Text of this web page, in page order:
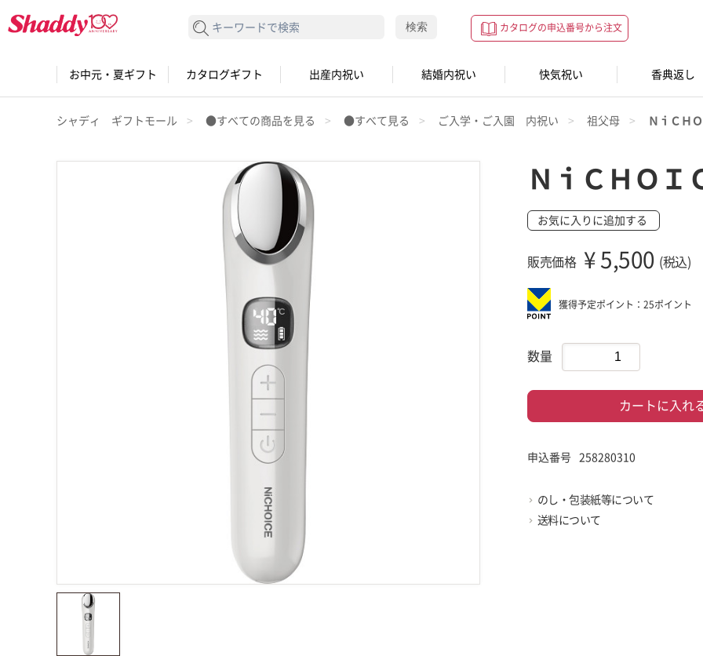
カタログの申込番号から注文
検索する 検索
お中元・夏ギフト カタログギフト 出産内祝い 結婚内祝い 快気祝い 香典返し
シャディ ギフトモール ●すべての商品を見る ●すべて見る ご入学・ご入園 内祝い 祖父母 ＮｉＣＨ
ＮｉＣＨＯ
お気に入りに追加する
販売価格 ¥ 5,500 (税込)
獲得予定ポイント：25ポイント
数量
カートに入れ
申込番号 258280310
のし・包装紙等について
送料について